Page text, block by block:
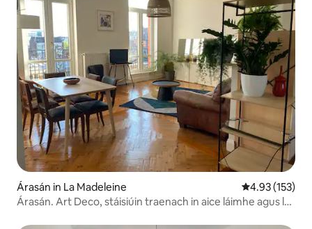
Árasán in La Madeleine Meánrátáil
4.93 (153)
Árasán. Art Deco, stáisiúin traenach in aice láimhe agus lár